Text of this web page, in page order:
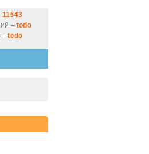
11543
– todo
– todo